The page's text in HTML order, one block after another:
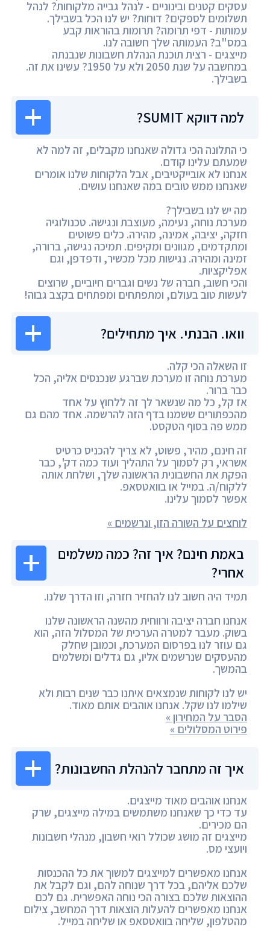
עסקים קטנים ובינוניים - לנהל גבייה מלקוחות? לנהל
תשלומים לספקים? דוחות? יש לנו הכל בשבילך.
עמותות - דפי תרומה? תרומות בהוראות קבע
במס"ב? העמותה שלך חשובה לנו.
מייצגים - רצית תוכנת הנהלת חשבונות שנבנתה
במחשבה על שנת 2050 ולא על 1950? עשינו את זה.
בשבילך.
למה דווקא SUMIT?
כי התלונה הכי גדולה שאנחנו מקבלים, זה למה לא
שמעתם עלינו קודם.
אנחנו לא אובייקטיבים, אבל הלקוחות שלנו אומרים
שאנחנו ממש טובים במה שאנחנו עושים.
מה יש לנו בשבילך?
מערכת נוחה, נעימה, מעוצבת ונגישה. טכנולוגיה
חזקה, יציבה, אמינה, מהירה. כלים פשוטים
ומתקדמים, מגוונים ומקיפים. תמיכה נגישה, ברורה,
זמינה ומהירה. נגישות מכל מכשיר, ודפדפן, וגם
אפליקציות.
והכי חשוב, חברה של נשים וגברים חיוביים, שרוצים
לעשות טוב בעולם, ומתפתחים ומפתחים בקצב גבוה!
וואו. הבנתי. איך מתחילים?
זו השאלה הכי קלה.
מערכת נוחה זו מערכת שברגע שנכנסים אליה, הכל
כבר ברור.
אז קל, כל מה שנשאר לך זה ללחוץ על אחד
מהכפתורים ששמנו בדף הזה להרשמה. אחד מהם גם
ממש פה בסוף הטקסט.
זה חינם, מהיר, פשוט, לא צריך להכניס כרטיס
אשראי, רק לסמוך על התהליך ועוד כמה דק', כבר
הפקת את החשבונית הראשונה שלך, ושלחת אותה
ללקוח/ה. במייל או בוואטסאפ.
אפשר לסמוך עלינו.
לוחצים על השורה הזו, ונרשמים »
באמת חינם? איך זה? כמה משלמים
אחרי?
תמיד היה חשוב לנו להחזיר חזרה, וזו הדרך שלנו.
אנחנו חברה יציבה ורווחית מהשנה הראשונה שלנו
בשוק. מעבר למטרה הערכית של המסלול הזה, הוא
גם עוזר לנו בפרסום המערכת, וכמובן שחלק
מהעסקים שנרשמים אליו, גם גדלים ומשלמים
בהמשך.
יש לנו לקוחות שנמצאים איתנו כבר שנים רבות ולא
שילמו לנו שקל. אנחנו אוהבים אותם מאוד.
הסבר על המחירון »
פירוט המסלולים »
איך זה מתחבר להנהלת החשבונות?
אנחנו אוהבים מאוד מייצגים.
עד כדי כך שאנחנו משתמשים במילה מייצגים, שרק
הם מכירים.
מייצגים זה מושג שכולל רואי חשבון, מנהלי חשבונות
ויועצי מס.
אנחנו מאפשרים למייצגים למשוך את כל ההכנסות
שלכם אליהם, בכל דרך שנוחה להם, וגם לקבל את
ההוצאות שלכם בצורה הכי נוחה האפשרית. גם לכם
אנחנו מאפשרים להעלות הוצאות דרך המחשב, צילום
מהטלפון, שליחה בוואטסאפ או שליחה במייל.